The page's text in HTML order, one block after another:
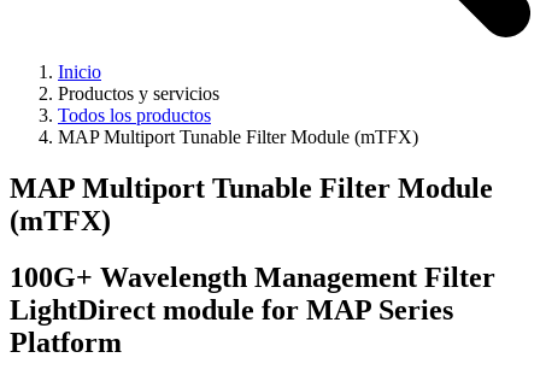
Inicio
Productos y servicios
Todos los productos
MAP Multiport Tunable Filter Module (mTFX)
MAP Multiport Tunable Filter Module
(mTFX)
100G+ Wavelength Management Filter
LightDirect module for MAP Series
Platform